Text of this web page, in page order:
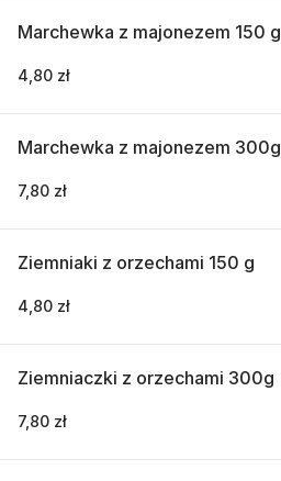
Marchewka z majonezem 150 g
4,80 zł
Marchewka z majonezem 300g
7,80 zł
Ziemniaki z orzechami 150 g
4,80 zł
Ziemniaczki z orzechami 300g
7,80 zł